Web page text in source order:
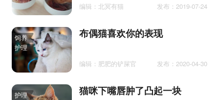
编辑：北冥有猫 发布：2019-07-24
饲养
护理
布偶猫喜欢你的表现
编辑：肥肥的铲屎官 发布：2020-04-30
护理 猫咪下嘴唇肿了凸起一块